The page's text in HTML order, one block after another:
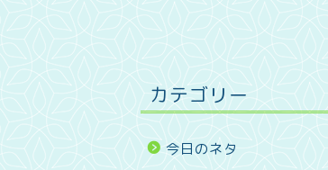
カテゴリー
今日のネタ